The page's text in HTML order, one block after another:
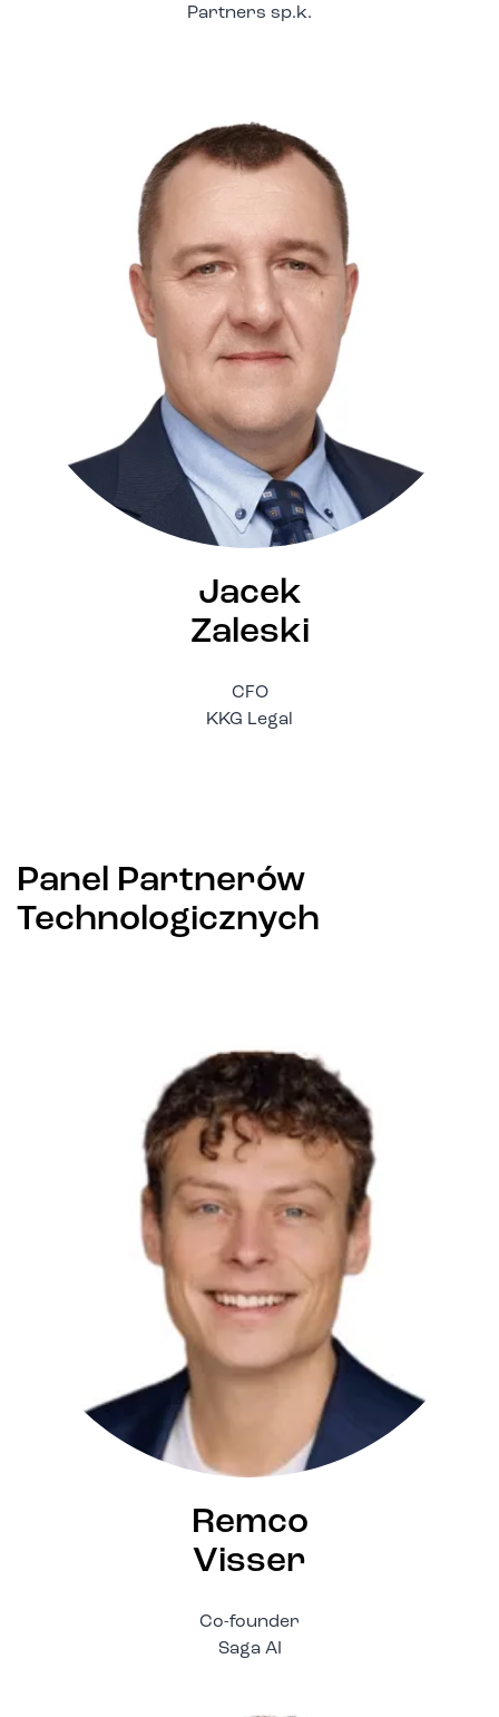
Partners sp.k.
Jacek
Zaleski
CFO
KKG Legal
Panel Partnerów
Technologicznych
Remco
Visser
Co-founder
Saga AI